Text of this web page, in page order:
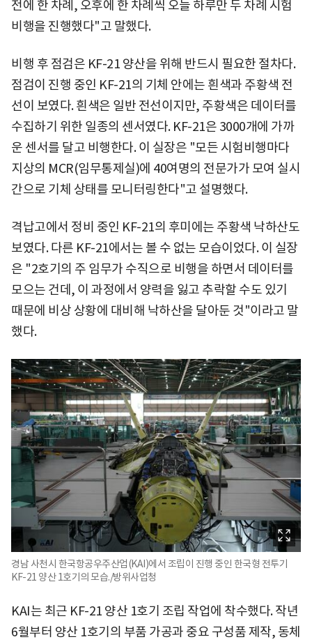
전에 한 차례, 오후에 한 차례씩 오늘 하루만 두 차례 시험
비행을 진행했다"고 말했다.
비행 후 점검은 KF-21 양산을 위해 반드시 필요한 절차다.
점검이 진행 중인 KF-21의 기체 안에는 흰색과 주황색 전
선이 보였다. 흰색은 일반 전선이지만, 주황색은 데이터를
수집하기 위한 일종의 센서였다. KF-21은 3000개에 가까
운 센서를 달고 비행한다. 이 실장은 "모든 시험비행마다
지상의 MCR(임무통제실)에 40여명의 전문가가 모여 실시
간으로 기체 상태를 모니터링한다"고 설명했다.
격납고에서 정비 중인 KF-21의 후미에는 주황색 낙하산도
보였다. 다른 KF-21에서는 볼 수 없는 모습이었다. 이 실장
은 "2호기의 주 임무가 수직으로 비행을 하면서 데이터를
모으는 건데, 이 과정에서 양력을 잃고 추락할 수도 있기
때문에 비상 상황에 대비해 낙하산을 달아둔 것"이라고 말
했다.
경남 사천시 한국항공우주산업(KAI)에서 조립이 진행 중인 한국형 전투기
KF-21 양산 1호기의 모습./방위사업청
KAI는 최근 KF-21 양산 1호기 조립 작업에 착수했다. 작년
6월부터 양산 1호기의 부품 가공과 중요 구성품 제작, 동체